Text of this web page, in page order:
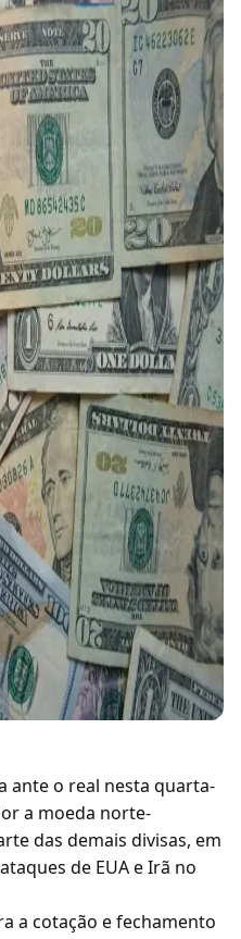
ante o real nesta quarta-
a moeda norte-
das demais divisas, em
de EUA e Irã no
a cotação e fechamento